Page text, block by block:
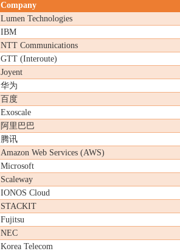
Company
Lumen Technologies
IBM
NTT Communications
GTT (Interoute)
Joyent
华为
百度
Exoscale
阿里巴巴
腾讯
Amazon Web Services (AWS)
Microsoft
Scaleway
IONOS Cloud
STACKIT
Fujitsu
NEC
Korea Telecom